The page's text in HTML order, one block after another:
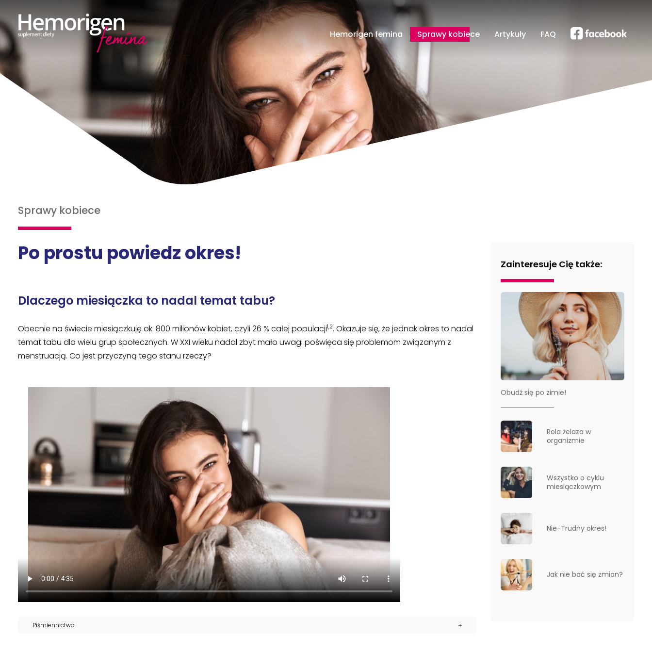
Hemorigen femina Sprawy kobiece Artykuły FAQ
Sprawy kobiece
Po prostu powiedz okres!
Dlaczego miesiączka to nadal temat tabu?
Obecnie na świecie miesiączkuję ok. 800 milionów kobiet, czyli 26 % całej populacji1,2. Okazuje się, że jednak okres to nadal
temat tabu dla wielu grup społecznych. W XXI wieku nadal zbyt mało uwagi poświęca się problemom związanym z
menstruacją. Co jest przyczyną tego stanu rzeczy?
Piśmiennictwo
Zainteresuje Cię także:
Obudź się po zimie!
Rola żelaza w
organizmie
Wszystko o cyklu
miesiączkowym
Nie-Trudny okres!
Jak nie bać się zmian?